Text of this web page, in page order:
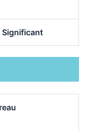
Significant